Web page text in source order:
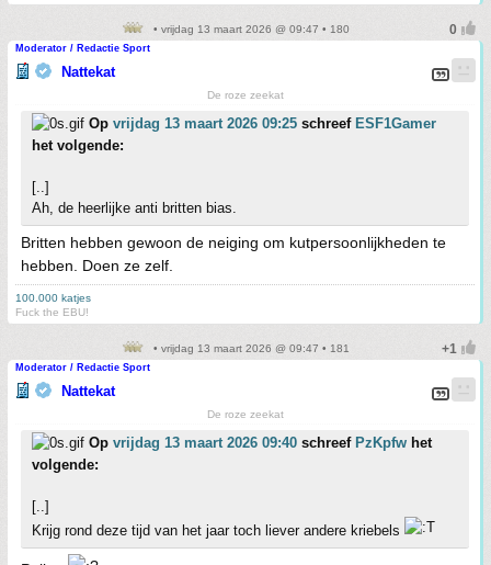
• vrijdag 13 maart 2026 @ 09:47 • 180
Moderator / Redactie Sport
Nattekat
De roze zeekat
Op vrijdag 13 maart 2026 09:25 schreef ESF1Gamer
het volgende:
[..]
Ah, de heerlijke anti britten bias.
Britten hebben gewoon de neiging om kutpersoonlijkheden te
hebben. Doen ze zelf.
100.000 katjes
Fuck the EBU!
• vrijdag 13 maart 2026 @ 09:47 • 181
Moderator / Redactie Sport
Nattekat
De roze zeekat
Op vrijdag 13 maart 2026 09:40 schreef PzKpfw het
volgende:
[..]
Krijg rond deze tijd van het jaar toch liever andere kriebels